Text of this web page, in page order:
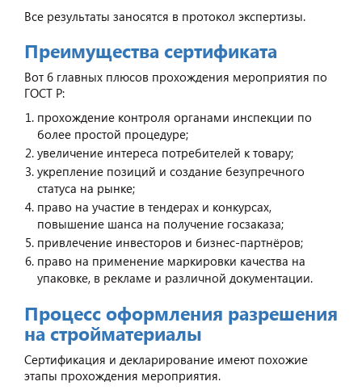
Все результаты заносятся в протокол экспертизы.
Преимущества сертификата
Вот 6 главных плюсов прохождения мероприятия по
ГОСТ Р:
прохождение контроля органами инспекции по
более простой процедуре;
увеличение интереса потребителей к товару;
укрепление позиций и создание безупречного
статуса на рынке;
право на участие в тендерах и конкурсах,
повышение шанса на получение госзаказа;
привлечение инвесторов и бизнес-партнёров;
право на применение маркировки качества на
упаковке, в рекламе и различной документации.
Процесс оформления разрешения
на стройматериалы
Сертификация и декларирование имеют похожие
этапы прохождения мероприятия.